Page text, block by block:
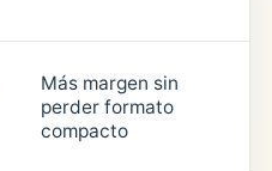
Más margen sin
perder formato
compacto